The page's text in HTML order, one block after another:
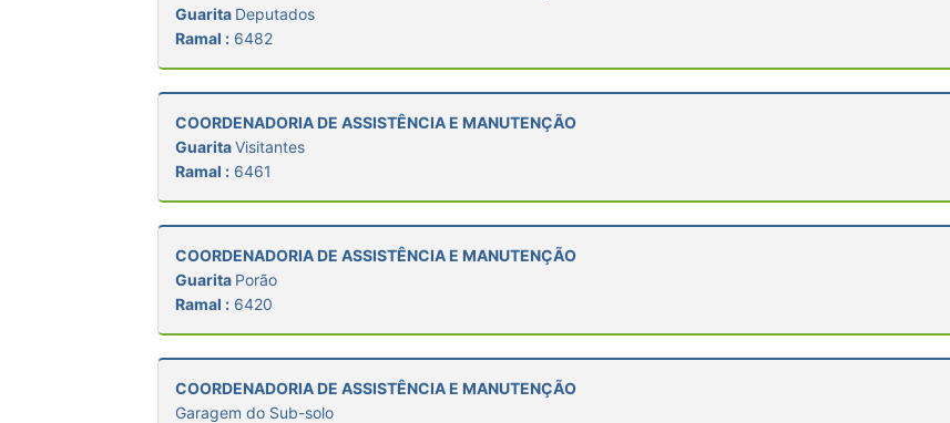
Guarita Deputados
Ramal : 6482
COORDENADORIA DE ASSISTÊNCIA E MANUTENÇÃO
GuaritaVisitantes
Ramal : 6461
COORDENADORIA DE ASSISTÊNCIA E MANUTENÇÃO
Guarita Porão
Ramal : 6420
COORDENADORIA DE ASSISTÊNCIA E MANUTENÇÃO
Garagem do Sub-solo